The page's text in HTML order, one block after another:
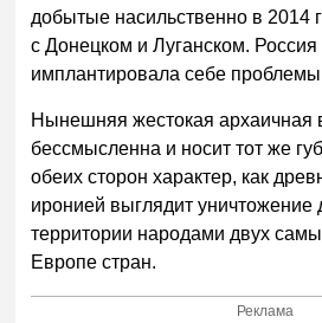
добытые насильственно в 2014
с Донецком и Луганском. Россия
имплантировала себе
Нынешняя жестокая архаичная
бессмысленна и носит тот же
обеих сторон характер, как
иронией выглядит уничтожение
территории народами двух
Европе стран.
Реклама